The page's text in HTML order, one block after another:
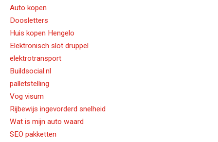
Auto kopen
Doosletters
Huis kopen Hengelo
Elektronisch slot druppel
elektrotransport
Buildsocial.nl
palletstelling
Vog visum
Rijbewijs ingevorderd snelheid
Wat is mijn auto waard
SEO pakketten